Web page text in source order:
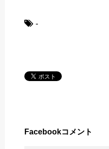
-
Facebookコメント